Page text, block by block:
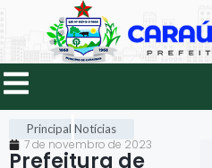
Principal Notícias
7 de novembro de 2023
Prefeitura de